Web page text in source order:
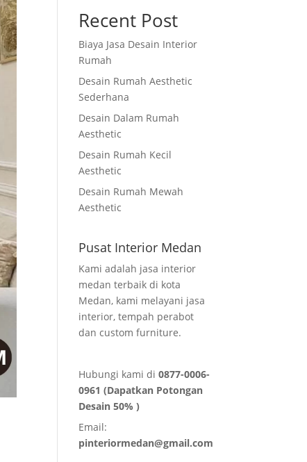
Recent Post
Biaya Jasa Desain Interior
Rumah
Desain Rumah Aesthetic
Sederhana
Desain Dalam Rumah
Aesthetic
Desain Rumah Kecil
Aesthetic
Desain Rumah Mewah
Aesthetic
Pusat Interior Medan
Kami adalah jasa interior
medan terbaik di kota
Medan, kami melayani jasa
interior, tempah perabot
dan custom furniture.
Hubungi kami di0877-0006-
0961 (Dapatkan Potongan
Desain 50% )
Email:
pinteriormedan@gmail.com